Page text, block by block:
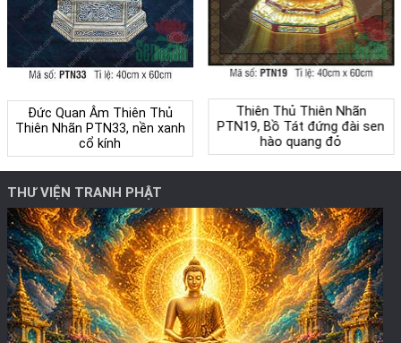
Thiên Thủ Thiên Nhãn
PTN19, Bồ Tát đứng đài sen
hào quang đỏ
Đức Quan Âm Thiên Thủ
Thiên Nhãn PTN33, nền xanh
cổ kính
THƯ VIỆN TRANH PHẬT